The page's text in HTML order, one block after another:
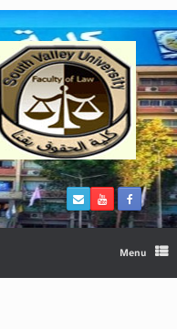
Skip
to
content
Menu